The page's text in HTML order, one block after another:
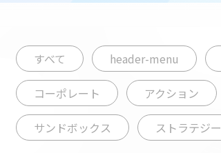
すべて header-menu
コーポレート アクション
サンドボックス ストラテジー